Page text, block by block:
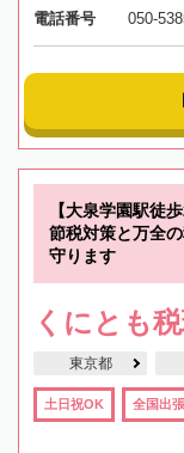
電話番号 050-
【大泉学園駅徒
節税対策と万全
守ります
くにとも
東京都
土日祝OK 全国出